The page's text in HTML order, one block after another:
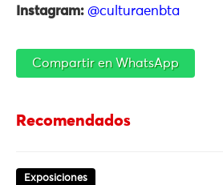
Instagram: @culturaenbta
Compartir en WhatsApp
Recomendados
Exposiciones